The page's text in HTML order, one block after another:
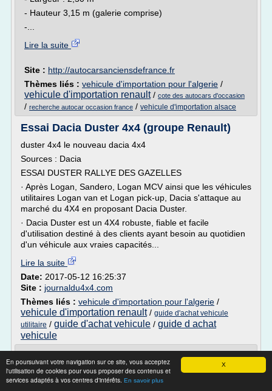
X
En poursuivant votre navigation sur ce site, vous acceptez
l'utilisation de cookies pour vous proposer des contenus et
services adaptés à vos centres d'intérêts. En savoir plus
- Hauteur 3,15 m (galerie comprise)
-...
Lire la suite
Site : http://autocarsanciensdefrance.fr
Thèmes liés : vehicule d'importation pour l'algerie /
vehicule d'importation renault/ cote des autocars d'occasion
/ recherche autocar occasion france / vehicule d'importation alsace
Essai Dacia Duster 4x4 (groupe Renault)
duster 4x4 le nouveau dacia 4x4
Sources : Dacia
ESSAI DUSTER RALLYE DES GAZELLES
· Après Logan, Sandero, Logan MCV ainsi que les véhicules
utilitaires Logan van et Logan pick-up, Dacia s'attaque au
marché du 4X4 en proposant Dacia Duster.
· Dacia Duster est un 4X4 robuste, fiable et facile
d'utilisation destiné à des clients ayant besoin au quotidien
d'un véhicule aux vraies capacités...
Lire la suite
Date: 2017-05-12 16:25:37
Site : journaldu4x4.com
Thèmes liés : vehicule d'importation pour l'algerie /
vehicule d'importation renault/ guide d'achat vehicule
utilitaire / guide d'achat vehicule / guide d achat
vehicule
Impacts du pétrole - Actualité scientifique
et technologique
Retour page glossaire »